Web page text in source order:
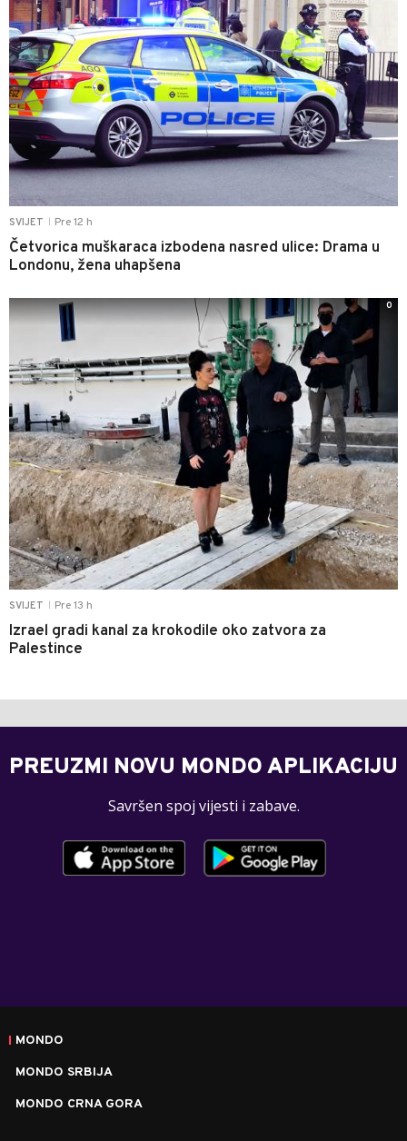
SVIJET Pre 12 h
Četvorica muškaraca izbodena nasred ulice: Drama u
Londonu, žena uhapšena
SVIJET Pre 13 h
Izrael gradi kanal za krokodile oko zatvora za
Palestince
0
PREUZMI NOVU MONDO APLIKACIJU
Savršen spoj vijesti i zabave.
MONDO
MONDO SRBIJA
MONDO CRNA GORA